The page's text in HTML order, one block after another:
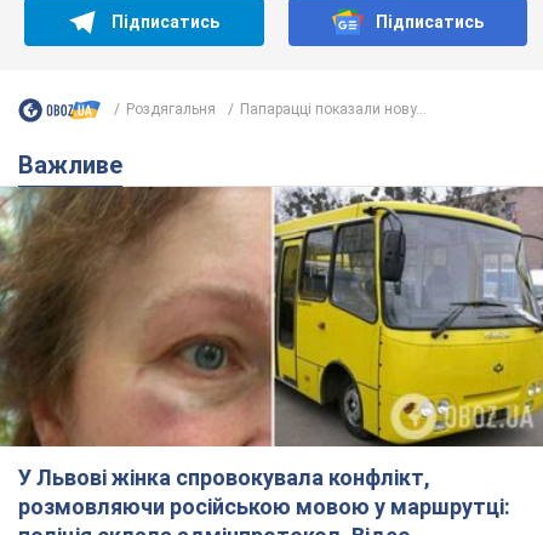
Підписатись Підписатись
Роздягальня Папарацці показали нову...
Важливе
У Львові жінка спровокувала конфлікт,
розмовляючи російською мовою у маршрутці: